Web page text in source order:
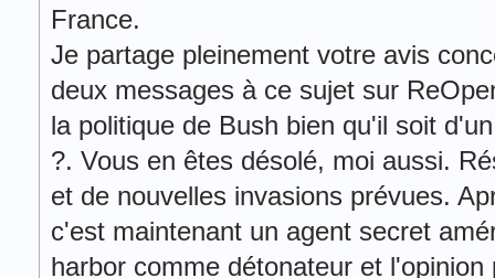
France.
Je partage pleinement votre avis
deux messages à ce sujet sur
la politique de Bush bien qu'il soit
?. Vous en êtes désolé, moi aussi.
et de nouvelles invasions prévues.
c'est maintenant un agent secret
harbor comme détonateur et